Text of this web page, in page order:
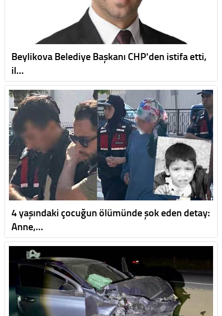
Beylikova Belediye Başkanı CHP'den istifa etti,
il…
4 yaşındaki çocuğun ölümünde şok eden detay:
Anne,…